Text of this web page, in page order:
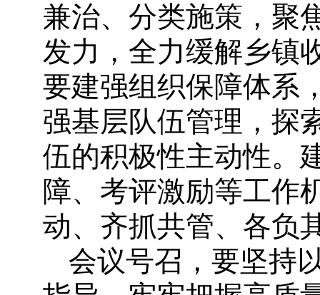
兼治、分类施策，聚
发力，全力缓解乡镇
要建强组织保障体系
强基层队伍管理，探
伍的积极性主动性。
障、考评激励等工作
动、齐抓共管、各负
会议号召，要坚持